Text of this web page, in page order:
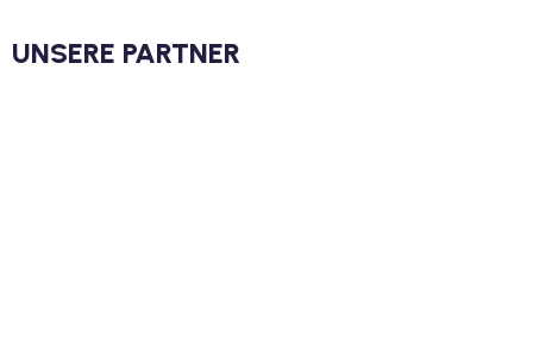
UNSERE PARTNER